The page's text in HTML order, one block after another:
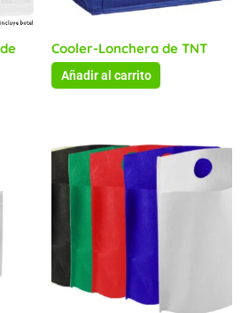
Cooler-Lonchera de TNT
Añadir al carrito